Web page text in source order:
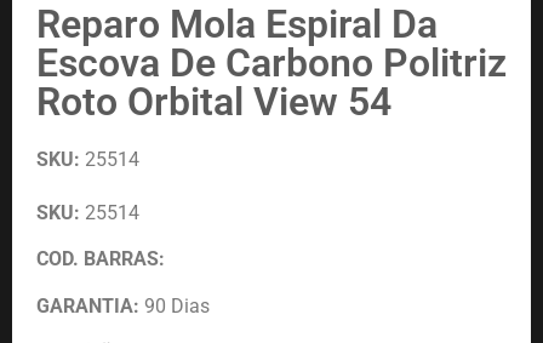
Reparo Mola Espiral Da
Escova De Carbono Politriz
Roto Orbital View 54
SKU: 25514
SKU: 25514
COD. BARRAS:
GARANTIA: 90 Dias